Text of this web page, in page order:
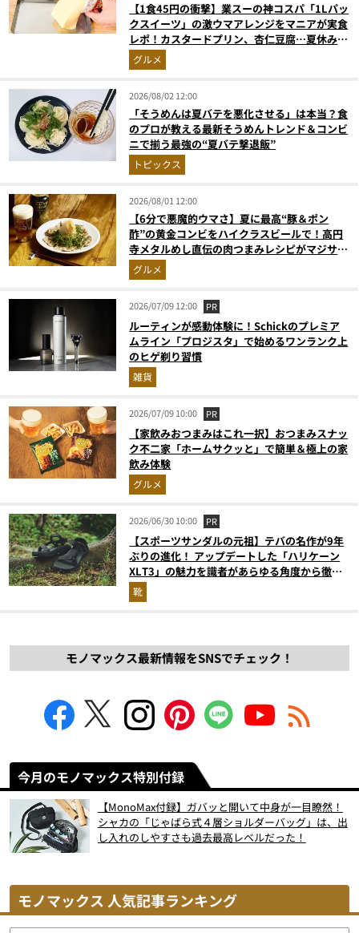
【1食45円の衝撃】業スーの神コスパ「1Lパッ
クスイーツ」の激ウマアレンジをマニアが実食
レポ！カスタードプリン、杏仁豆腐…夏休みの
おやつに最強すぎた
グルメ
2026/08/02 12:00
「そうめんは夏バテを悪化させる」は本当？食
のプロが教える最新そうめんトレンド＆コンビ
ニで揃う最強の“夏バテ撃退飯”
トピックス
2026/08/01 12:00
【6分で悪魔的ウマさ】夏に最高“豚＆ポン
酢”の黄金コンビをハイクラスビールで！高円
寺メタルめし直伝の肉つまみレシピがマジサイ
コー【マンダ◯リアンにも食べさせたい】
グルメ
2026/07/09 12:00 PR
ルーティンが感動体験に！Schickのプレミア
ムライン「プロジスタ」で始めるワンランク上
のヒゲ剃り習慣
雑貨
2026/07/09 10:00 PR
【家飲みおつまみはこれ一択】おつまみスナッ
ク不二家「ホームサクッと」で簡単＆極上の家
飲み体験
グルメ
2026/06/30 10:00 PR
【スポーツサンダルの元祖】テバの名作が9年
ぶりの進化！ アップデートした「ハリケーン
XLT3」の魅力を識者があらゆる角度から徹底
解説！
靴
モノマックス最新情報をSNSでチェック！
今月のモノマックス特別付録
【MonoMax付録】ガバッと開いて中身が一目瞭然！
シャカの「じゃばら式４層ショルダーバッグ」は、出
し入れのしやすさも過去最高レベルだった！
モノマックス 人気記事ランキング